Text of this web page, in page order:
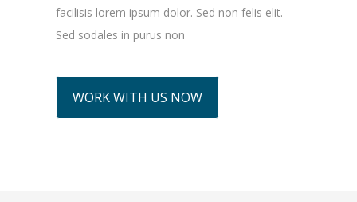
facilisis lorem ipsum dolor. Sed non felis elit.
Sed sodales in purus non
WORK WITH US NOW